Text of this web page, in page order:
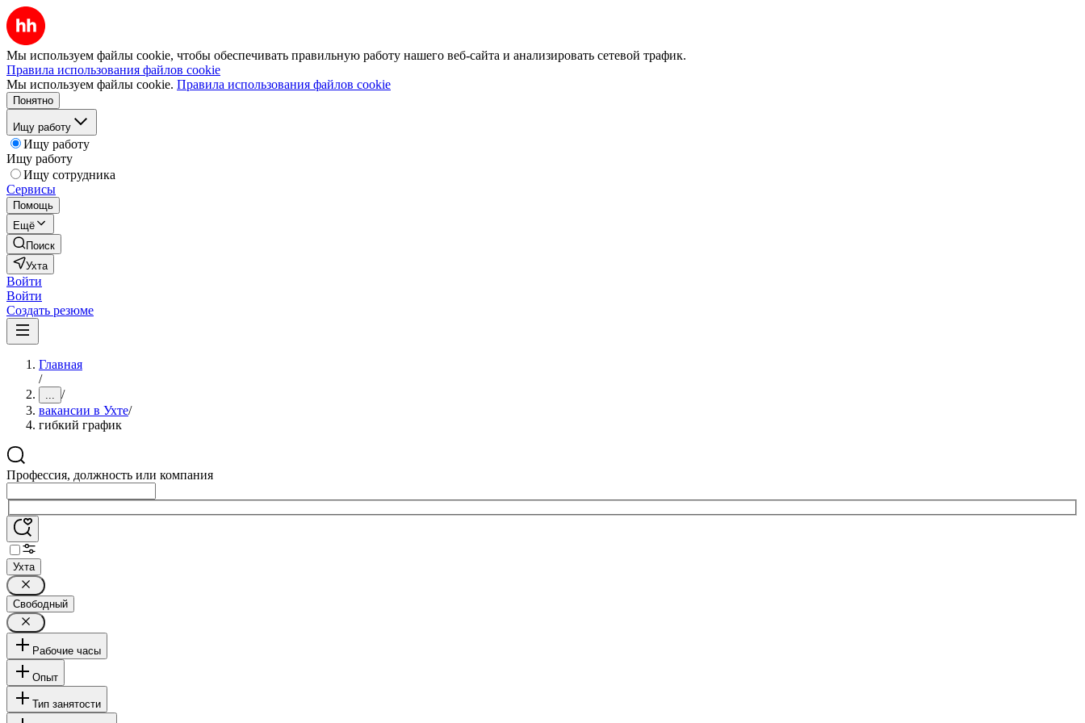
Мы используем файлы cookie, чтобы обеспечивать правильную работу нашего веб-сайта и анализировать сетевой трафик.
Правила использования файлов cookie
Мы используем файлы cookie. Правила использования файлов cookie
Понятно
Ищу работу
Ищу работу
Ищу работу
Ищу сотрудника
Сервисы
Помощь
Ещё
Поиск
Ухта
Войти
Войти
Создать резюме
Главная
/
... /
вакансии в Ухте/
гибкий график
Профессия, должность или компания
Ухта
Свободный
Рабочие часы
Опыт
Тип занятости